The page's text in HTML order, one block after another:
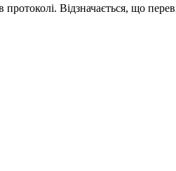
Відзначається, що